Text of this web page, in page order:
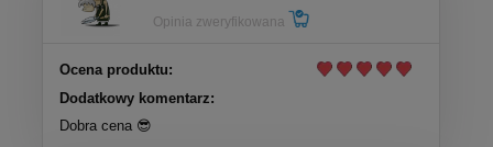
Opinia zweryfikowana
Ocena produktu:
Dodatkowy komentarz:
Dobra cena 😎